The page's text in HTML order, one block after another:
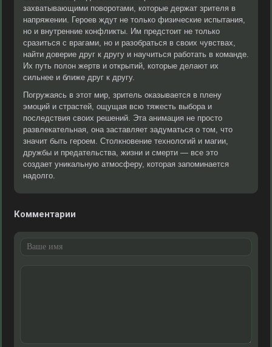
захватывающими поворотами, которые держат зрителя в
напряжении. Героев ждут не только физические испытания,
но и внутренние конфликты. Им предстоит не только
сразиться с врагами, но и разобраться в своих чувствах,
найти доверие друг к другу и научиться работать в команде.
Их путь полон жертв и открытий, которые делают их
сильнее и ближе друг к другу.
Погружаясь в этот мир, зритель оказывается в плену
эмоций и страстей, ощущая всю тяжесть выбора и
последствия своих решений. Эта анимация не просто
развлекательная, она заставляет задуматься о том, что
значит быть героем. Столкновение технологий и магии,
дружбы и предательства, жизни и смерти — все это
создает уникальную атмосферу, которая запоминается
надолго.
Комментарии